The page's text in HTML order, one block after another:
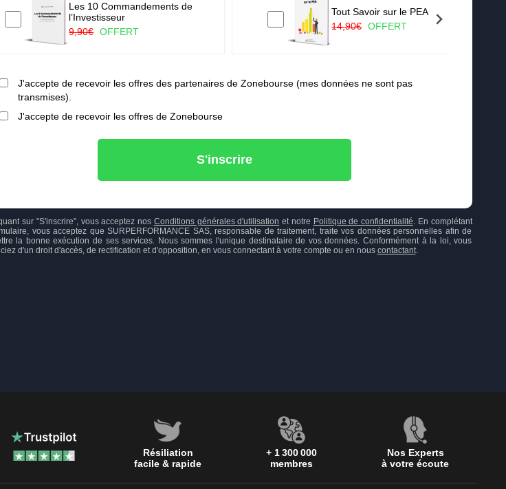
Les 10 Commandements de
l’Investisseur
9,90€ OFFERT
Tout Savoir sur le PEA
14,90€ OFFERT
J'accepte de recevoir les offres des partenaires de Zonebourse (mes données ne sont pas
transmises).
J'accepte de recevoir les offres de Zonebourse
S'inscrire
sur "S'inscrire", vous acceptez nos Conditions générales d'utilisation et notre Politique de confidentialité. En complétant
vous acceptez que SURPERFORMANCE SAS, responsable de traitement, traite vos données personnelles afin de
la bonne exécution de ses services. Nous sommes l'unique destinataire de vos données. Conformément à la loi, vous
d'un droit d'accès, de rectification et d'opposition, en vous connectant à votre compte ou en nous contactant.
+ 1 300 000
membres
Résiliation
facile & rapide
Nos Experts
à votre écoute